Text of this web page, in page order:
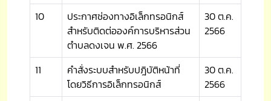
10
ประกาศช่องทางอิเล็กทรอนิกส์
สำหรับติดต่อองค์การบริหารส่วน
ตำบลดงเจน พ.ศ. 2566
30 ต.ค.
2566
11
คำสั่งระบบสำหรับปฎิบัติหน้าที่
โดยวิธีการอิเล็กทรอนิกส์
30 ต.ค.
2566